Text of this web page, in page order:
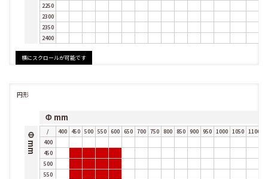
2250
2300
2350
2400
円形
Φ mm
Φ mm
/ 400 450 500 550 600 650 700 750 800 850 900 950 1000 1050 1100
400
450
500
550